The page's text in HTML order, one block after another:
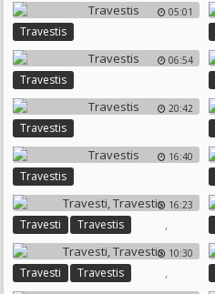
05:01
Travestis
06:54
Travestis
20:42
Travestis
16:40
Travestis
16:23
Travesti ,
Travestis
10:30
Travesti ,
Travestis